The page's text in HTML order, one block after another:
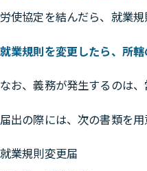
労使協定を結んだら、就業
就業規則を変更したら、所
なお、義務が発生するのは
届出の際には、次の書類を用
就業規則変更届